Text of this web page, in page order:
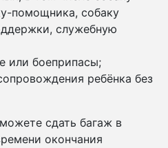
помощника, собаку
служебную
или боеприпасы;
ребёнка без
сдать багаж в
окончания